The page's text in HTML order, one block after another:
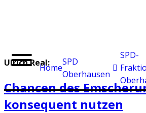
Home
SPD
Oberhausen
SPD-
Ulrich Real:
Chancen des
konsequent nutzen